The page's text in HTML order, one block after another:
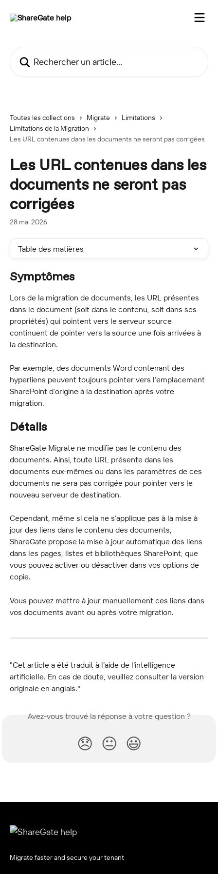
Toutes les collections Migrate
Limitations
Limitations de la Migration
Les URL contenues dans les documents ne seront pas corrigées
Les URL contenues dans les
documents ne seront pas
corrigées
28 mai 2026
Table des matières
Symptômes
Lors de la migration de documents, les URL présentes
dans le document (soit dans le contenu, soit dans ses
propriétés) qui pointent vers le serveur source
continuent de pointer vers la source une fois arrivées à
la destination.
Par exemple, des documents Word contenant des
hyperliens peuvent toujours pointer vers l’emplacement
SharePoint d’origine à la destination après votre
migration.
Détails
ShareGate Migrate ne modifie pas le contenu des
documents. Ainsi, toute URL présente dans les
documents eux-mêmes ou dans les paramètres de ces
documents ne sera pas corrigée pour pointer vers le
nouveau serveur de destination.
Cependant, même si cela ne s’applique pas à la mise à
jour des liens dans le contenu des documents,
ShareGate propose la mise à jour automatique des liens
dans les pages, listes et bibliothèques SharePoint, que
vous pouvez activer ou désactiver dans vos options de
copie.
Vous pouvez mettre à jour manuellement ces liens dans
vos documents avant ou après votre migration.
"Cet article a été traduit à l'aide de l'intelligence
artificielle. En cas de doute, veuillez consulter la version
originale en anglais."
Avez-vous trouvé la réponse à votre question ?
😞 😐 😃
Migrate faster and secure your tenant